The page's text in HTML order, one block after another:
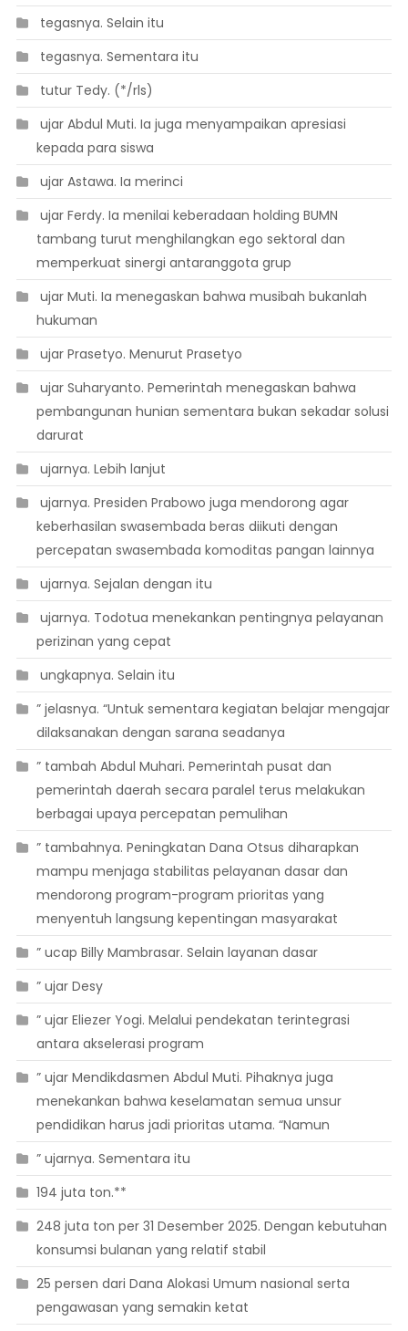
 tegasnya. Selain itu
 tegasnya. Sementara itu
 tutur Tedy. (*/rls)
 ujar Abdul Muti. Ia juga menyampaikan apresiasi
kepada para siswa
 ujar Astawa. Ia merinci
 ujar Ferdy. Ia menilai keberadaan holding BUMN
tambang turut menghilangkan ego sektoral dan
memperkuat sinergi antaranggota grup
 ujar Muti. Ia menegaskan bahwa musibah bukanlah
hukuman
 ujar Prasetyo. Menurut Prasetyo
 ujar Suharyanto. Pemerintah menegaskan bahwa
pembangunan hunian sementara bukan sekadar solusi
darurat
 ujarnya. Lebih lanjut
 ujarnya. Presiden Prabowo juga mendorong agar
keberhasilan swasembada beras diikuti dengan
percepatan swasembada komoditas pangan lainnya
 ujarnya. Sejalan dengan itu
 ujarnya. Todotua menekankan pentingnya pelayanan
perizinan yang cepat
 ungkapnya. Selain itu
” jelasnya. “Untuk sementara kegiatan belajar mengajar
dilaksanakan dengan sarana seadanya
” tambah Abdul Muhari. Pemerintah pusat dan
pemerintah daerah secara paralel terus melakukan
berbagai upaya percepatan pemulihan
” tambahnya. Peningkatan Dana Otsus diharapkan
mampu menjaga stabilitas pelayanan dasar dan
mendorong program-program prioritas yang
menyentuh langsung kepentingan masyarakat
” ucap Billy Mambrasar. Selain layanan dasar
” ujar Desy
” ujar Eliezer Yogi. Melalui pendekatan terintegrasi
antara akselerasi program
” ujar Mendikdasmen Abdul Muti. Pihaknya juga
menekankan bahwa keselamatan semua unsur
pendidikan harus jadi prioritas utama. “Namun
” ujarnya. Sementara itu
194 juta ton.**
248 juta ton per 31 Desember 2025. Dengan kebutuhan
konsumsi bulanan yang relatif stabil
25 persen dari Dana Alokasi Umum nasional serta
pengawasan yang semakin ketat